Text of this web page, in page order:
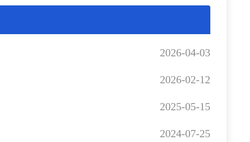
2026-04-03
2026-02-12
2025-05-15
2024-07-25